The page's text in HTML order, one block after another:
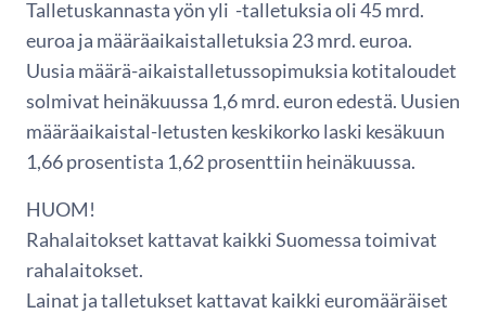
Talletuskannasta yön yli -talletuksia oli 45 mrd.
euroa ja määräaikaistalletuksia 23 mrd. euroa.
Uusia määrä-aikaistalletussopimuksia kotitaloudet
solmivat heinäkuussa 1,6 mrd. euron edestä. Uusien
määräaikaistal-letusten keskikorko laski kesäkuun
1,66 prosentista 1,62 prosenttiin heinäkuussa.
HUOM!
Rahalaitokset kattavat kaikki Suomessa toimivat
rahalaitokset.
Lainat ja talletukset kattavat kaikki euromääräiset